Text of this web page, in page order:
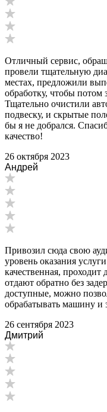
Отличный сервис,
провели тщательную
местах, предложили
обработку, чтобы потом
Тщательно очистили
подвеску, и скрытые
бы я не добрался.
качество!
26 октября 2023
Андрей
Привозил сюда свою
уровень оказания
качественная,
отдают обратно без
доступные, можно
обрабатывать машину и
26 сентября 2023
Дмитрий